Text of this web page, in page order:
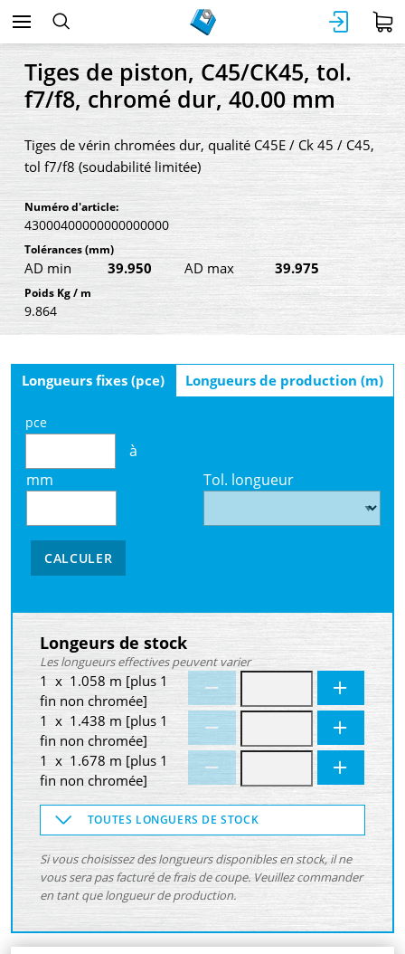
Tiges de piston, C45/CK45, tol.
f7/f8, chromé dur, 40.00 mm
Tiges de vérin chromées dur, qualité C45E / Ck 45 / C45,
tol f7/f8 (soudabilité limitée)
Numéro d'article:
43000400000000000000
Tolérances(mm)
AD min 39.950 AD max 39.975
Poids Kg / m
9.864
Longueurs fixes (pce) Longueurs de production (m)
pce
à
mm
Tol. longueur
CALCULER
Longeurs de stock
Les longueurs effectives peuvent varier
1 x 1.058 m [plus 1
fin non chromée]
1 x 1.438 m [plus 1
fin non chromée]
1 x 1.678 m [plus 1
fin non chromée]
TOUTES LONGUERS DE STOCK
Si vous choisissez des longueurs disponibles en stock, il ne
vous sera pas facturé de frais de coupe. Veuillez commander
en tant que longueur de production.